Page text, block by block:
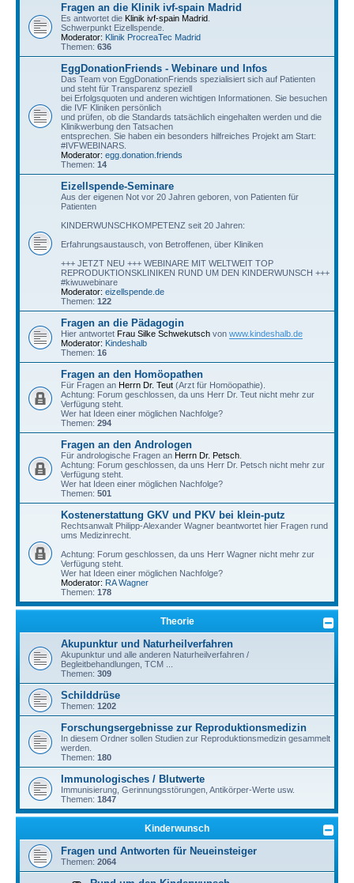
Fragen an die Klinik ivf-spain Madrid
Es antwortet die Klinik ivf-spain Madrid
Schwerpunkt Eizellspende.
Moderator: Klinik ProcreaTec Madrid
Themen: 636
EggDonationFriends - Webinare und Infos
Das Team von EggDonationFriends spezialisiert sich auf Patienten
und steht für Transparenz speziell
bei Erfolgsquoten und anderen wichtigen Informationen. Sie besuchen
die IVF Kliniken persönlich
und prüfen, ob die Standards tatsächlich eingehalten werden und die
Klinikwerbung den Tatsachen
entsprechen. Sie haben ein besonders hilfreiches Projekt am Start:
#IVFWEBINARS.
Moderator: egg.donation.friends
Themen: 14
Eizellspende-Seminare
Aus der eigenen Not vor 20 Jahren geboren, von Patienten für
Patienten
KINDERWUNSCHKOMPETENZ seit 20 Jahren:
Erfahrungsaustausch, von Betroffenen, über Kliniken
+++ JETZT NEU +++ WEBINARE MIT WELTWEIT TOP
REPRODUKTIONSKLINIKEN RUND UM DEN KINDERWUNSCH +++
#kiwuwebinare
Moderator: eizellspende.de
Themen: 122
Fragen an die Pädagogin
Hier antwortet Frau Silke Schwekutsch von www.kindeshalb.de
Moderator: Kindeshalb
Themen: 16
Fragen an den Homöopathen
Für Fragen an Herrn Dr. Teut (Arzt für Homöopathie).
Achtung: Forum geschlossen, da uns Herr Dr. Teut nicht mehr zur
Verfügung steht.
Wer hat Ideen einer möglichen Nachfolge?
Themen: 294
Fragen an den Andrologen
Für andrologische Fragen an Herrn Dr. Petsch
Achtung: Forum geschlossen, da uns Herr Dr. Petsch nicht mehr zur
Verfügung steht.
Wer hat Ideen einer möglichen Nachfolge?
Themen: 501
Kostenerstattung GKV und PKV bei klein-putz
Rechtsanwalt Philipp-Alexander Wagner beantwortet hier Fragen rund
ums Medizinrecht.
Achtung: Forum geschlossen, da uns Herr Wagner nicht mehr zur
Verfügung steht.
Wer hat Ideen einer möglichen Nachfolge?
Moderator: RA Wagner
Themen: 178
Theorie
Akupunktur und Naturheilverfahren
Akupunktur und alle anderen Naturheilverfahren /
Begleitbehandlungen, TCM ...
Themen: 309
Schilddrüse
Themen: 1202
Forschungsergebnisse zur Reproduktionsmedizin
In diesem Ordner sollen Studien zur Reproduktionsmedizin gesammelt
werden.
Themen: 180
Immunologisches / Blutwerte
Immunisierung, Gerinnungsstörungen, Antikörper-Werte usw.
Themen: 1847
Kinderwunsch
Fragen und Antworten für Neueinsteiger
Themen: 2064